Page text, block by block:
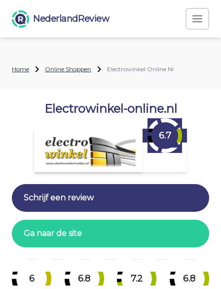
NederlandReview
Home Online Shoppen Electrowinkel Online Nl
Electrowinkel-online.nl
6.7
Schrijf een review
Ga naar de site
6 6.8 7.2 6.8